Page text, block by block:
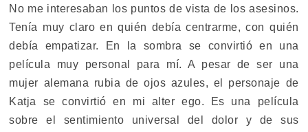
No me interesaban los puntos de vista de los asesinos.
Tenía muy claro en quién debía centrarme, con quién
debía empatizar. En la sombra se convirtió en una
película muy personal para mí. A pesar de ser una
mujer alemana rubia de ojos azules, el personaje de
Katja se convirtió en mi alter ego. Es una película
sobre el sentimiento universal del dolor y de sus